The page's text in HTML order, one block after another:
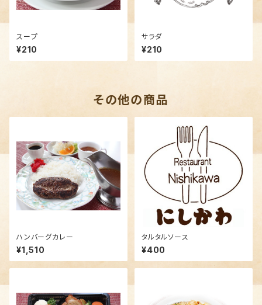
スープ
¥210
サラダ
¥210
その他の商品
ハンバーグカレー
¥1,510
タルタルソース
¥400